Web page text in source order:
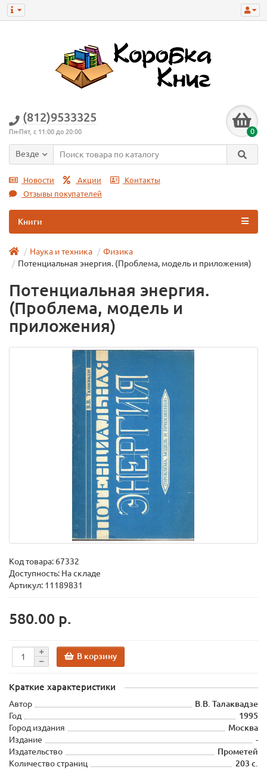
(812)9533325
Пн-Пят, с 11:00 до 20:00 0
Везде
Новости Акции
Контакты
Отзывы покупателей
Книги
Наука и техника
Физика
Потенциальная энергия. (Проблема, модель и приложения)
Потенциальная энергия.
(Проблема, модель и
приложения)
Код товара: 67332
Доступность: На складе
Артикул: 11189831
580.00 р.
В корзину
Краткие характеристики
Автор
В.В. Талаквадзе
Год
1995
Город издания
Москва
Издание
-
Издательство
Прометей
Количество страниц
203 с.